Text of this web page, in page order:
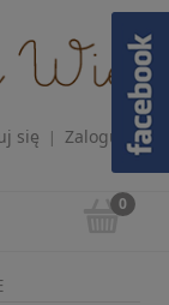
się | Zaloguj się